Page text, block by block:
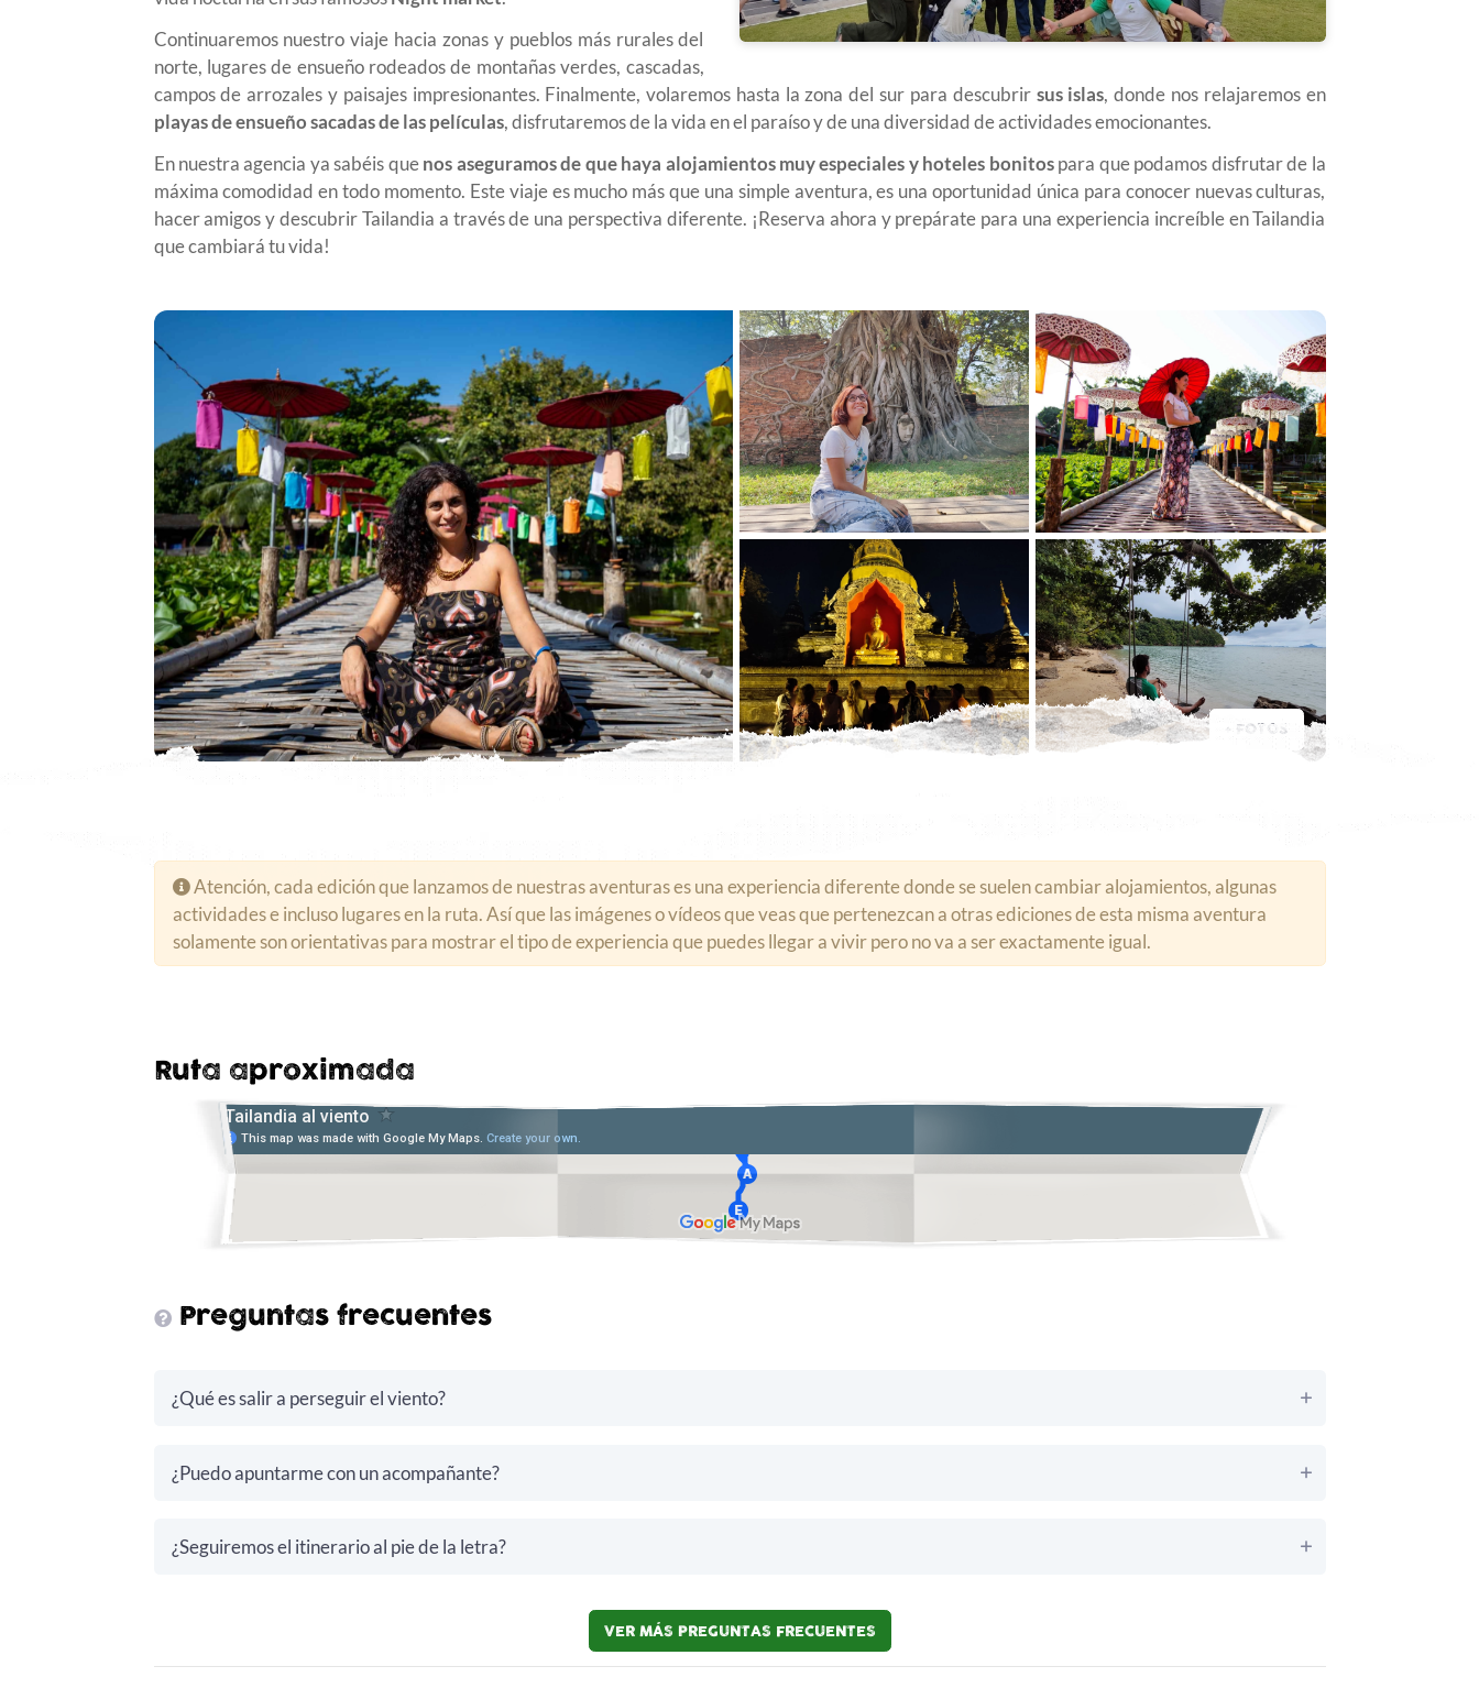
Continuaremos nuestro viaje hacia zonas y pueblos más rurales del
norte, lugares de ensueño rodeados de montañas verdes, cascadas,
campos de arrozales y paisajes impresionantes. Finalmente, volaremos hasta la zona del sur para descubrir sus islas, donde nos relajaremos en
playas de ensueño sacadas de las películas, disfrutaremos de la vida en el paraíso y de una diversidad de actividades emocionantes.
En nuestra agencia ya sabéis quenos aseguramos de que haya alojamientos muy especiales y hoteles bonitospara que podamos disfrutar de la
máxima comodidad en todo momento. Este viaje es mucho más que una simple aventura, es una oportunidad única para conocer nuevas culturas,
hacer amigos y descubrir Tailandia a través de una perspectiva diferente. ¡Reserva ahora y prepárate para una experiencia increíble en Tailandia
que cambiará tu vida!
+ FOTOS
Atención, cada edición que lanzamos de nuestras aventuras es una experiencia diferente donde se suelen cambiar alojamientos, algunas
actividades e incluso lugares en la ruta. Así que las imágenes o vídeos que veas que pertenezcan a otras ediciones de esta misma aventura
solamente son orientativas para mostrar el tipo de experiencia que puedes llegar a vivir pero no va a ser exactamente igual.
Ruta aproximada
Preguntas frecuentes
¿Qué es salir a perseguir el viento?
¿Puedo apuntarme con un acompañante?
¿Seguiremos el itinerario al pie de la letra?
VER MÁS PREGUNTAS FRECUENTES